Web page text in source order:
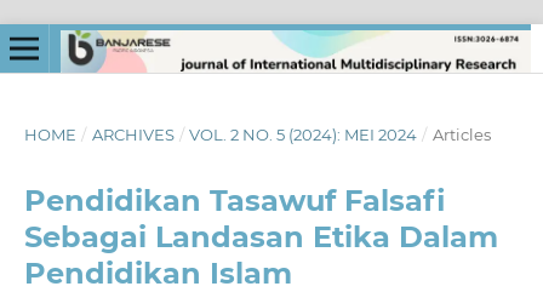
HOME / ARCHIVES / VOL. 2 NO. 5 (2024): MEI 2024 / Articles
Pendidikan Tasawuf Falsafi
Sebagai Landasan Etika Dalam
Pendidikan Islam